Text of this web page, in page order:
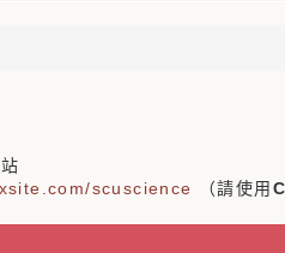
scuscience
（請使用